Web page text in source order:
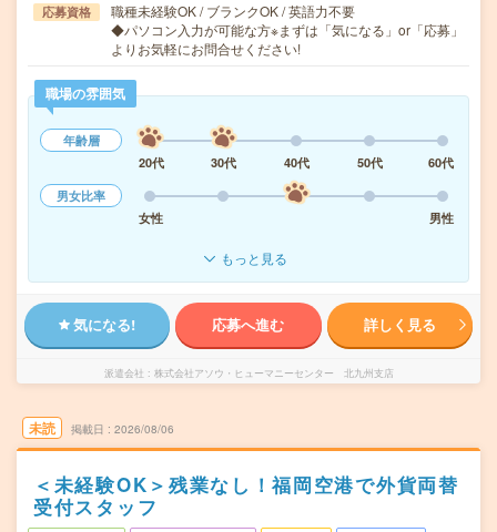
応募資格
職種未経験OK / ブランクOK / 英語力不要
◆パソコン入力が可能な方※まずは「気になる」or「応募」
よりお気軽にお問合せください!
職場の雰囲気
年齢層
20代
30代 40代 50代
60代
男女比率
女性
男性
もっと見る
気になる! 応募へ進む 詳しく見る
派遣会社 株式会社アソウ・ヒューマニーセンター 北九州支店
未読 掲載日 2026/08/06
＜未経験OK＞残業なし！福岡空港で外貨両替
受付スタッフ